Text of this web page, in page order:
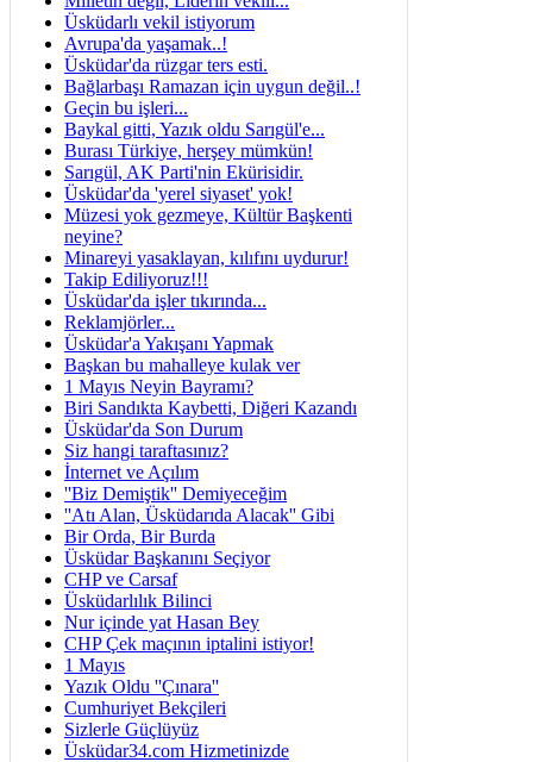
Üsküdarlı vekil istiyorum
Avrupa'da yaşamak..!
Üsküdar'da rüzgar ters esti.
Bağlarbaşı Ramazan için uygun değil..!
Geçin bu işleri...
Baykal gitti, Yazık oldu Sarıgül'e...
Burası Türkiye, herşey mümkün!
Sarıgül, AK Parti'nin Ekürisidir.
Üsküdar'da 'yerel siyaset' yok!
Müzesi yok gezmeye, Kültür Başkenti
neyine?
Minareyi yasaklayan, kılıfını uydurur!
Takip Ediliyoruz!!!
Üsküdar'da işler tıkırında...
Reklamjörler...
Üsküdar'a Yakışanı Yapmak
Başkan bu mahalleye kulak ver
1 Mayıs Neyin Bayramı?
Biri Sandıkta Kaybetti, Diğeri Kazandı
Üsküdar'da Son Durum
Siz hangi taraftasınız?
İnternet ve Açılım
''Biz Demiştik'' Demiyeceğim
''Atı Alan, Üsküdarıda Alacak'' Gibi
Bir Orda, Bir Burda
Üsküdar Başkanını Seçiyor
CHP ve Carsaf
Üsküdarlılık Bilinci
Nur içinde yat Hasan Bey
CHP Çek maçının iptalini istiyor!
1 Mayıs
Yazık Oldu ''Çınara''
Cumhuriyet Bekçileri
Sizlerle Güçlüyüz
Üsküdar34.com Hizmetinizde